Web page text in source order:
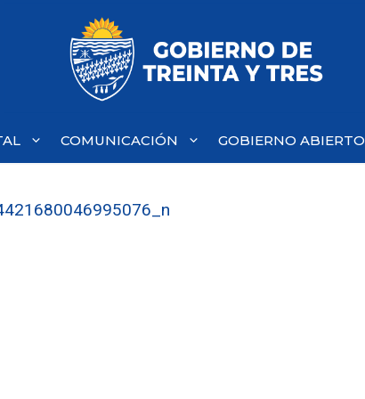
COMUNICACIÓN GOBIERNO ABIERTO